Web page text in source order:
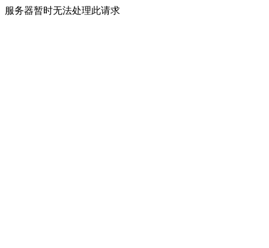
服务器暂时无法处理此请求